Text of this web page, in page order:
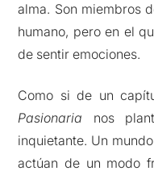
alma. Son miembros
humano, pero en el
de sentir emociones.
Como si de un
Pasionaria nos
inquietante. Un
actúan de un modo